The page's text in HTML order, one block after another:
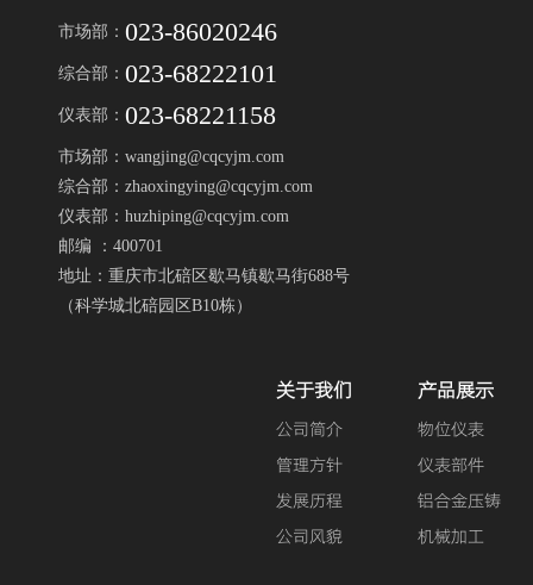
市场部： 023-86020246
综合部： 023-68222101
仪表部： 023-68221158
市场部：wangjing@cqcyjm.com
综合部：zhaoxingying@cqcyjm.com
仪表部：huzhiping@cqcyjm.com
邮编 ：400701
地址：重庆市北碚区歇马镇歇马街688号
（科学城北碚园区B10栋）
关于我们
公司简介
管理方针
发展历程
公司风貌
产品展示
物位仪表
仪表部件
铝合金压铸
机械加工